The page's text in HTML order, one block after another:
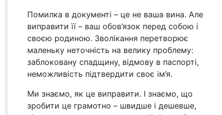
Помилка в документі – це не ваша вина. Але
виправити її – ваш обов’язок перед собою і
своєю родиною. Зволікання перетворює
маленьку неточність на велику проблему:
заблоковану спадщину, відмову в паспорті,
неможливість підтвердити своє ім’я.
Ми знаємо, як це виправити. І знаємо, що
зробити це грамотно – швидше і дешевше,